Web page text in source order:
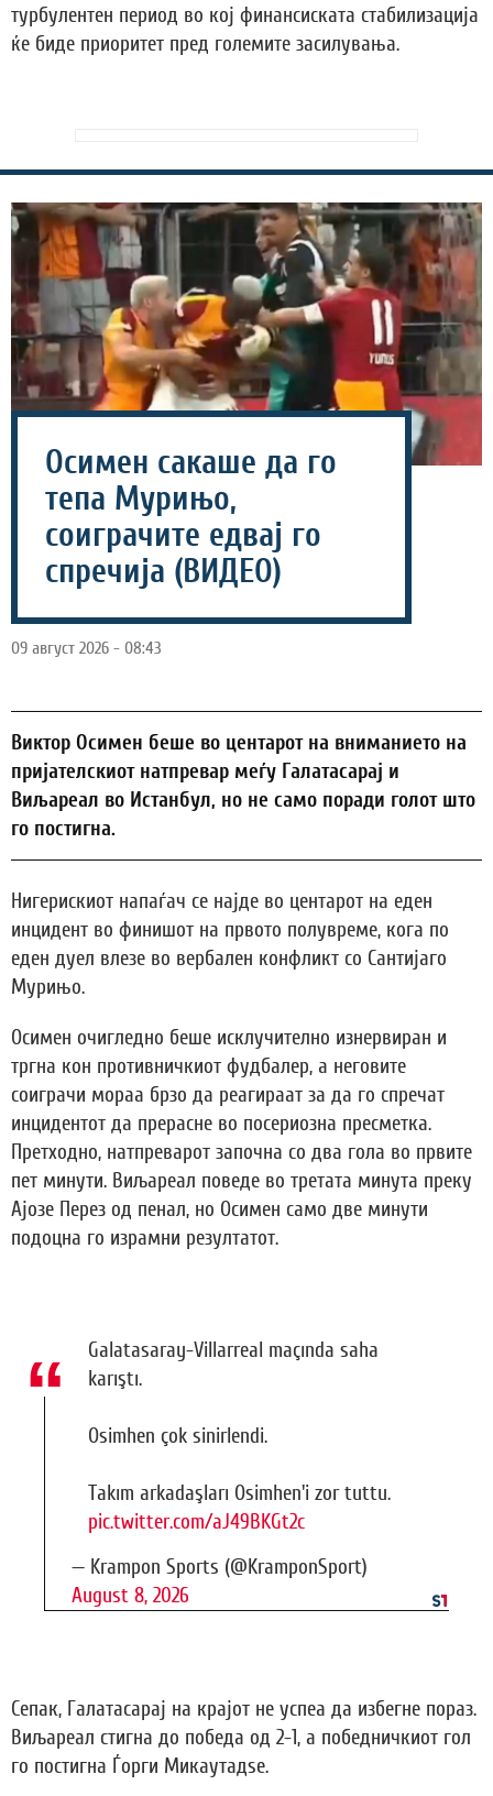
турбулентен период во кој финансиската стабилизација
ќе биде приоритет пред големите засилувања.
Осимен сакаше да го
тепа Мурињо,
соиграчите едвај го
спречија (ВИДЕО)
09 август 2026 - 08:43
Виктор Осимен беше во центарот на вниманието на
пријателскиот натпревар меѓу Галатасарај и
Виљареал во Истанбул, но не само поради голот што
го постигна.
Нигерискиот напаѓач се најде во центарот на еден
инцидент во финишот на првото полувреме, кога по
еден дуел влезе во вербален конфликт со Сантијаго
Мурињо.
Осимен очигледно беше исклучително изнервиран и
тргна кон противничкиот фудбалер, а неговите
соиграчи мораа брзо да реагираат за да го спречат
инцидентот да прерасне во посериозна пресметка.
Претходно, натпреварот започна со два гола во првите
пет минути. Виљареал поведе во третата минута преку
Ајозе Перез од пенал, но Осимен само две минути
подоцна го израмни резултатот.
Galatasaray-Villarreal maçında saha
karıştı.
Osimhen çok sinirlendi.
Takım arkadaşları Osimhen'i zor tuttu.
pic.twitter.com/aJ49BKGt2c
— Krampon Sports (@KramponSport)
August 8, 2026
Сепак, Галатасарај на крајот не успеа да избегне пораз.
Виљареал стигна до победа од 2-1, а победничкиот гол
го постигна Ѓорги Микаутадѕе.